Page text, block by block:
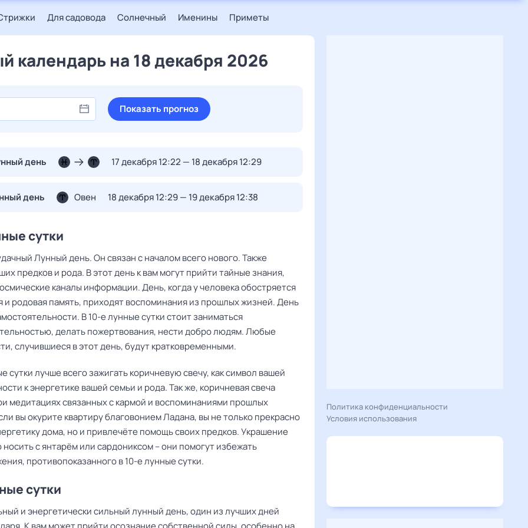
Для садовода Солнечный Именины Приметы
календарь на 18 декабря 2026
Показать прогноз
день 17 декабря 12:22 — 18 декабря 12:29
день Овен 18 декабря 12:29 — 19 декабря 12:38
сутки
Лунный день. Он связан с началом всего нового. Также
предков и рода. В этот день к вам могут прийти тайные знания,
каналы информации. День, когда у человека обостряется
и родовая память, приходят воспоминания из прошлых жизней. День
В 10-е лунные сутки стоит заниматься
делать пожертвования, нести добро людям. Любые
случившиеся в этот день, будут кратковременными.
сутки лучше всего зажигать коричневую свечу, как символ вашей
к энергетике вашей семьи и рода. Так же, коричневая свеча
медитациях связанных с кармой и воспоминаниями прошлых
вы окурите квартиру благовонием Ладана, вы не только прекрасно
дома, но и привлечёте помощь своих предков. Украшение
носить с янтарём или сардониксом – они помогут избежать
противопоказанного в 10-е лунные сутки.
сутки
и энергетически сильный лунный день, один из лучших дней
Политика конфиденциальности
Условия использования